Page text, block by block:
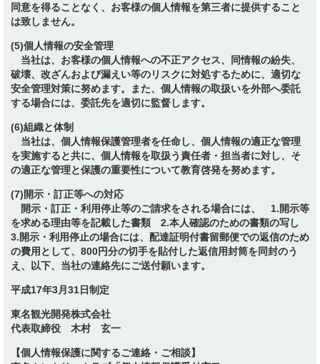
同意を得ることなく、お客様の個人情報を第三者に提供すること
は致しません。
(5)個人情報の安全管理
当社は、お客様の個人情報への不正アクセス、同情報の紛失、
破壊、改ざんおよび漏えい等のリスクに対処するために、適切な
安全管理対策に努めます。また、個人情報の取扱いを外部へ委託
する場合には、委託先を適切に監督します。
(6)組織と体制
当社は、個人情報保護管理者を任命し、個人情報の適正な管理
を実施すると共に、個人情報を取扱う責任者・担当者に対し、そ
の適正な管理と保護の重要性について教育啓発を努めます。
(7)開示・訂正等への対応
開示・訂正・利用停止等のご請求をされる場合には、 1.開示等
を求める理由等を記載した書類 2.本人確認のための書類の写し
3.開示・利用停止の場合には、配達証明付書留郵便での返信のため
の費用として、800円分の切手を貼付した返信用封筒を同封のう
え、以下、当社の連絡先にご送付願います。
平成17年3月31日制定
東名観光開発株式会社
代表取締役 木村 玄一
【個人情報保護に関するご連絡・ご相談】